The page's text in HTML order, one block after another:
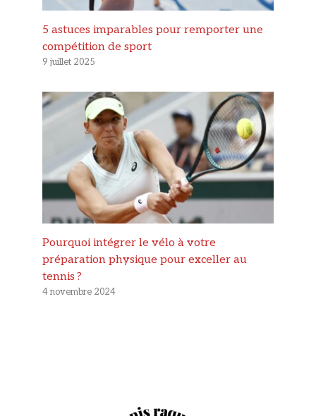
5 astuces imparables pour remporter une
compétition de sport
9 juillet 2025
Pourquoi intégrer le vélo à votre
préparation physique pour exceller au
tennis ?
4 novembre 2024